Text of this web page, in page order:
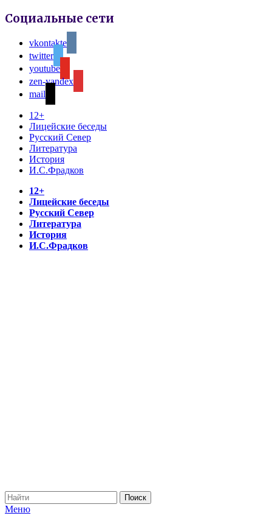
Социальные сети
vkontakte
twitter
youtube
zen-yandex
mail
12+
Лицейские беседы
Русский Север
Литература
История
И.С.Фрадков
12+
Лицейские беседы
Русский Север
Литература
История
И.С.Фрадков
Меню